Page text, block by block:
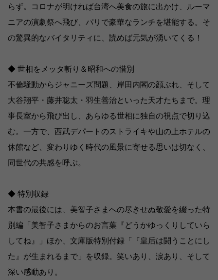
らず。コロナが明ければ台湾へ美食の旅に出かけ、ルーマ
ニアの演劇祭へ飛び、パリで豪華なランチを堪能する。そ
の驚異的なバイタリティに、読めば元気が湧いてくる！
◆ 世相をメッタ斬り＆昭和への惜別
不倫騒動からジャニーズ問題、岸田内閣の顔ぶれ、そして
大谷翔平・藤井聡太・羽生善治といった天才たちまで。理
事長室から飛び出し、あらゆる世相に独自の視点で切り込
む。一方で、西武デパートのストライキや山の上ホテルの
休館など、変わりゆく時代の風景に寄せる思いは切なく、
同世代の共感を呼ぶ。
◆ 特別収録
本書の最後には、美智子さまへの尽きせぬ敬愛を綴った特
別編「美智子さまからのお言葉『どうかゆっくりしていら
してね』」ほか、文庫版特別付録「『皇后は闘うことにし
た』が生まれるまで」を収録。笑いあり、涙あり、そして
深い感動あり。